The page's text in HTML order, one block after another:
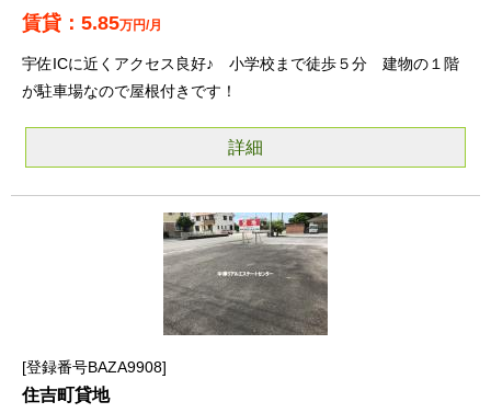
5.85万円/月
宇佐ICに近くアクセス良好♪ 小学校まで徒歩５分 建物の１階
が駐車場なので屋根付きです！
詳細
登録番号BAZA9908
住吉町貸地